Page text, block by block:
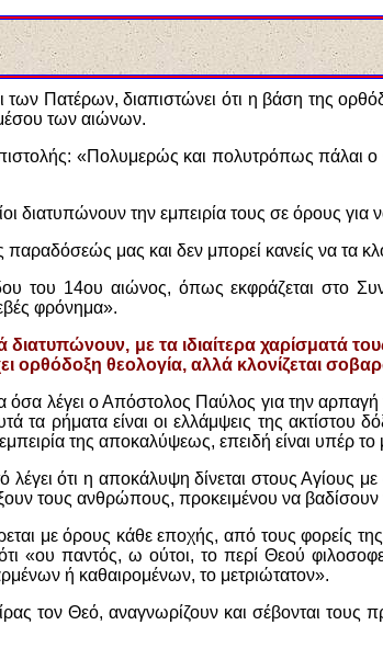
των Πατέρων, διαπιστώνει ότι η βάση της
των αιώνων.
«Πολυμερώς και πολυτρόπως πάλαι
διατυπώνουν την εμπειρία τους σε όρους
παραδόσεώς μας και δεν μπορεί κανείς να
του 14ου αιώνος, όπως εκφράζεται στο
φρόνημα».
διατυπώνουν, με τα ιδιαίτερα
ορθόδοξη θεολογία, αλλά κλονίζεται
λέγει ο Απόστολος Παύλος για την
ρήματα είναι οι ελλάμψεις της ακτίστου
της αποκαλύψεως, επειδή είναι υπέρ
ότι η αποκάλυψη δίνεται στους Αγίους
τους ανθρώπους, προκειμένου να
με όρους κάθε εποχής, από τους φορείς
«ου παντός, ω ούτοι, το περί Θεού
ή καθαιρομένων, το μετριώτατον».
τον Θεό, αναγνωρίζουν και σέβονται τους